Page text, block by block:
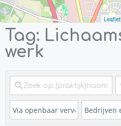
Leaflet
Tag:
werk